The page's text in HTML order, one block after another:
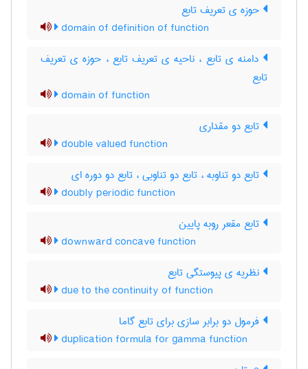
حوزه ی تعریف تابع
domain of definition of function
دامنه ی تابع ، ناحیه ی تعریف تابع ، حوزه ی تعریف
تابع
domain of function
تابع دو مقداری
double valued function
تابع دو تناوبه ، تابع دو تناوبی ، تابع دو دوره ای
doubly periodic function
تابع مقعر روبه پایین
downward concave function
نظریه ی پیوستگی تابع
due to the continuity of function
فرمول دو برابر سازی برای تابع گاما
duplication formula for gamma function